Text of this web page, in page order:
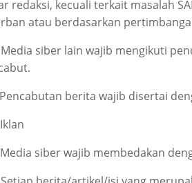
redaksi, kecuali terkait masalah
atau berdasarkan
siber lain wajib mengikuti
berita wajib disertai
siber wajib membedakan